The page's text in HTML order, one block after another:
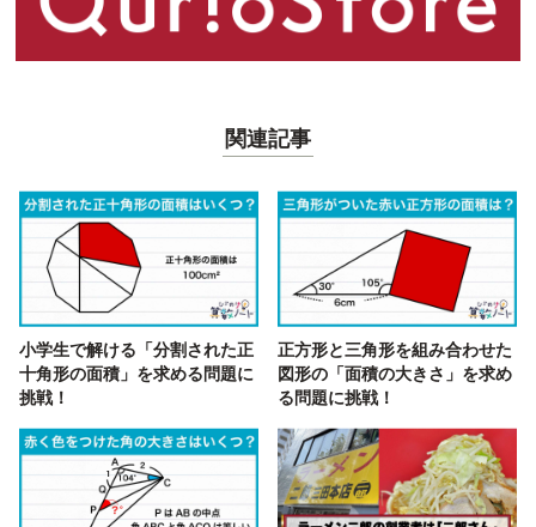
関連記事
小学生で解ける「分割された正
十角形の面積」を求める問題に
挑戦！
正方形と三角形を組み合わせた
図形の「面積の大きさ」を求め
る問題に挑戦！